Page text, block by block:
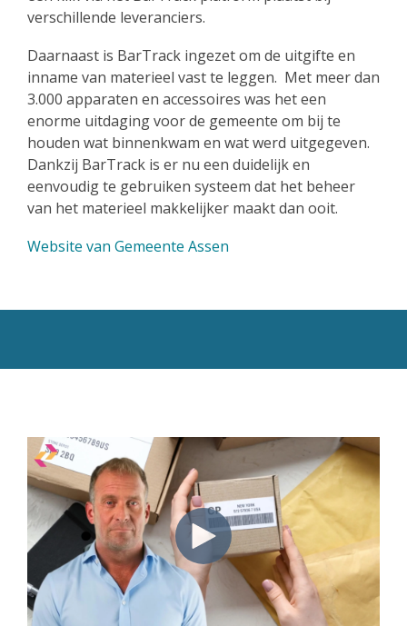
verschillende leveranciers.
Daarnaast is BarTrack ingezet om de uitgifte en
inname van materieel vast te leggen. Met meer dan
3.000 apparaten en accessoires was het een
enorme uitdaging voor de gemeente om bij te
houden wat binnenkwam en wat werd uitgegeven.
Dankzij BarTrack is er nu een duidelijk en
eenvoudig te gebruiken systeem dat het beheer
van het materieel makkelijker maakt dan ooit.
Website van Gemeente Assen